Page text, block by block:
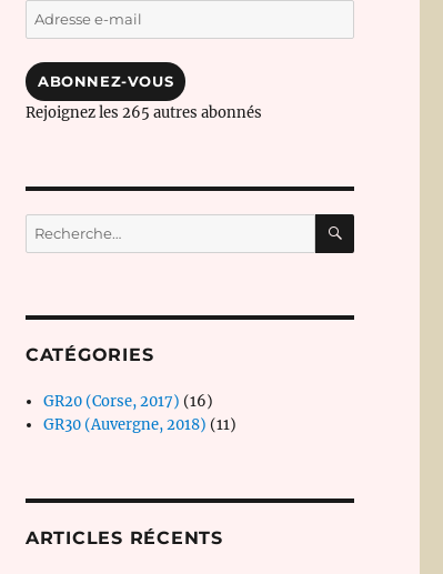
Adresse
e-
mail
ABONNEZ-VOUS
Rejoignez les 265 autres abonnés
Recherche
pour :
CATÉGORIES
GR20 (Corse, 2017) (16)
GR30 (Auvergne, 2018) (11)
ARTICLES RÉCENTS